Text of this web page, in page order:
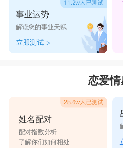
有“王”、“大”、“君”、“主”
长”之字
因龙在中国人心中的地位为
玉、珍、珠、球、现、琳、
璞、璋、环、琼、珑、璎
旺、奕。
事业运势
解读您的事业天赋
恋爱情
姓名配对
配对指数分析
了解你们如何相处